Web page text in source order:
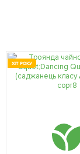
ХІТ РОКУ